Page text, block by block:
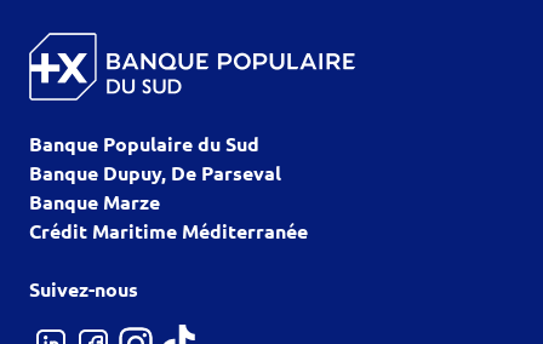
Banque Populaire du Sud
Banque Dupuy, De Parseval
Banque Marze
Crédit Maritime Méditerranée
Suivez-nous